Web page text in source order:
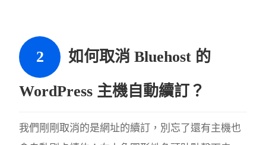
如何取消 Bluehost 的
WordPress 主機自動續訂？
我們剛剛取消的是網址的續訂，別忘了還有主機也